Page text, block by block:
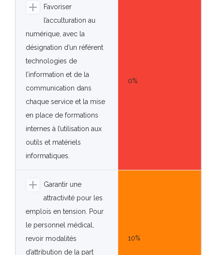
Favoriser
l’acculturation au
numérique, avec la
désignation d’un référent
technologies de
l’information et de la
communication dans
chaque service et la mise
en place de formations
internes à l’utilisation aux
outils et matériels
informatiques.
0%
Garantir une
attractivité pour les
emplois en tension. Pour
le personnel médical,
revoir modalités
d’attribution de la part
10%